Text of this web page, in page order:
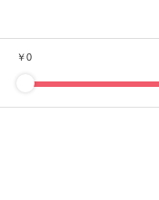
￥0